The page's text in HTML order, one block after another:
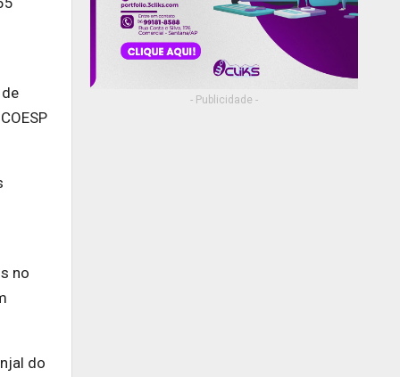
no
do
- Publicidade -